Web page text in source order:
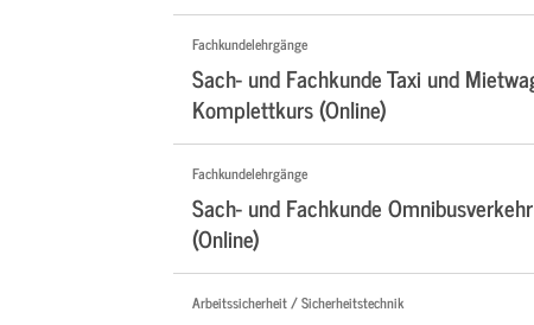
Fachkundelehrgänge
Sach- und Fachkunde Taxi und
Komplettkurs (Online)
Fachkundelehrgänge
Sach- und Fachkunde
(Online)
Arbeitssicherheit / Sicherheitstechnik